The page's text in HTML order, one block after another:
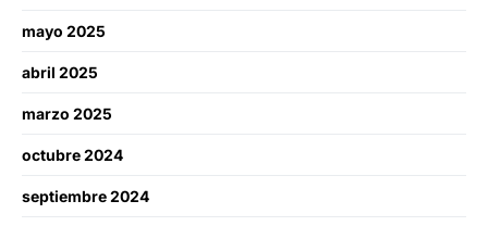
mayo 2025
abril 2025
marzo 2025
octubre 2024
septiembre 2024